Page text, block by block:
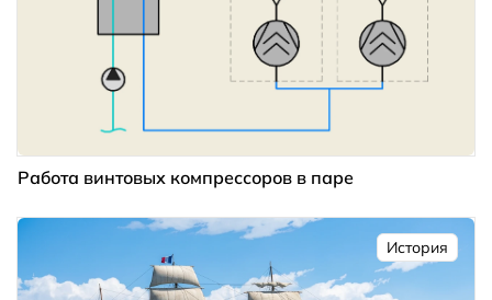
Работа винтовых компрессоров в паре
История